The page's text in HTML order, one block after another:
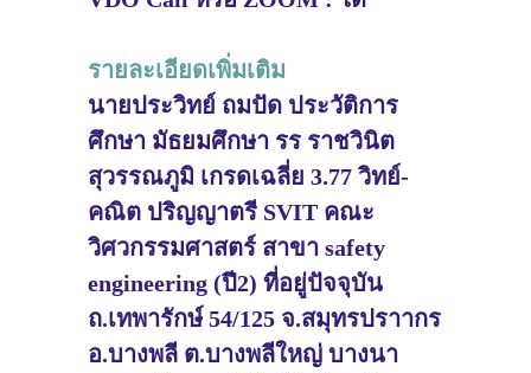
รายละเอียดเพิ่มเติม
นายประวิทย์ ถมปัด ประวัติการ
ศึกษา มัธยมศึกษา รร ราชวินิต
สุวรรณภูมิ เกรดเฉลี่ย 3.77 วิทย์-
คณิต ปริญญาตรี SVIT คณะ
วิศวกรรมศาสตร์ สาขา safety
engineering (ปี2) ที่อยู่ปัจจุบัน
ถ.เทพารักษ์ 54/125 จ.สมุทรปราากร
อ.บางพลี ต.บางพลีใหญ่ บางนา